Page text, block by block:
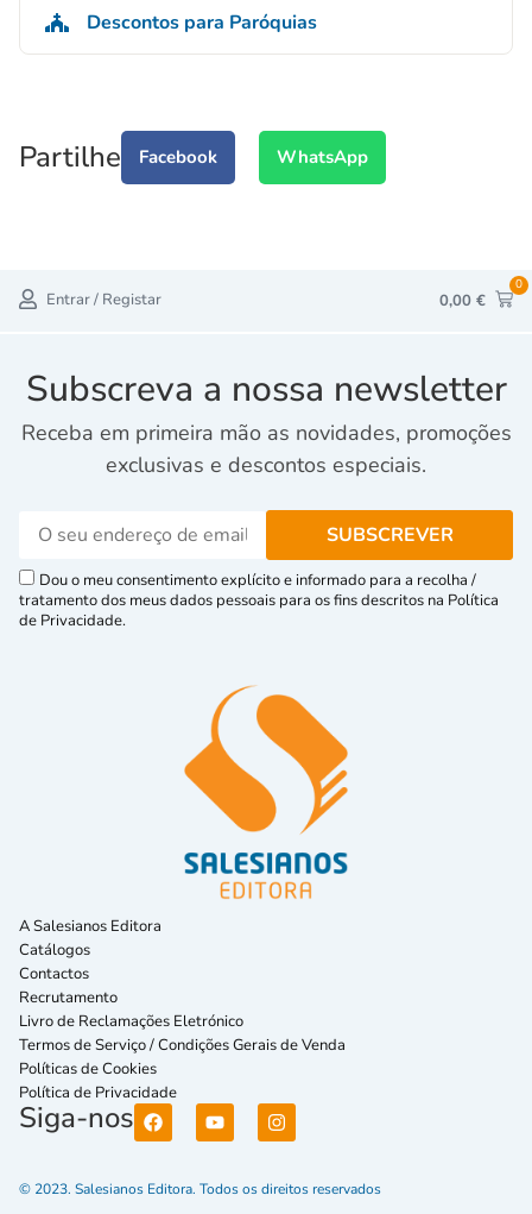
Descontos para Paróquias
Partilhe Facebook WhatsApp
Entrar / Registar 0,00 €
0
Subscreva a nossa newsletter
Receba em primeira mão as novidades, promoções
exclusivas e descontos especiais.
Dou o meu consentimento explícito e informado para a recolha /
tratamento dos meus dados pessoais para os fins descritos na Política
de Privacidade.
A Salesianos Editora
Catálogos
Contactos
Recrutamento
Livro de Reclamações Eletrónico
Termos de Serviço / Condições Gerais de Venda
Políticas de Cookies
Política de Privacidade
Siga-nos
© 2023. Salesianos Editora. Todos os direitos reservados